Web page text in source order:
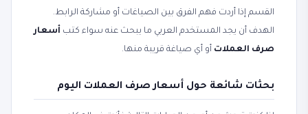
القسم إذا أردت فهم الفرق بين الصياغات أو مشاركة الرابط.
الهدف أن يجد المستخدم العربي ما يبحث عنه سواء كتب أسعار
صرف العملات أو أي صياغة قريبة منها.
بحثات شائعة حول أسعار صرف العملات اليوم